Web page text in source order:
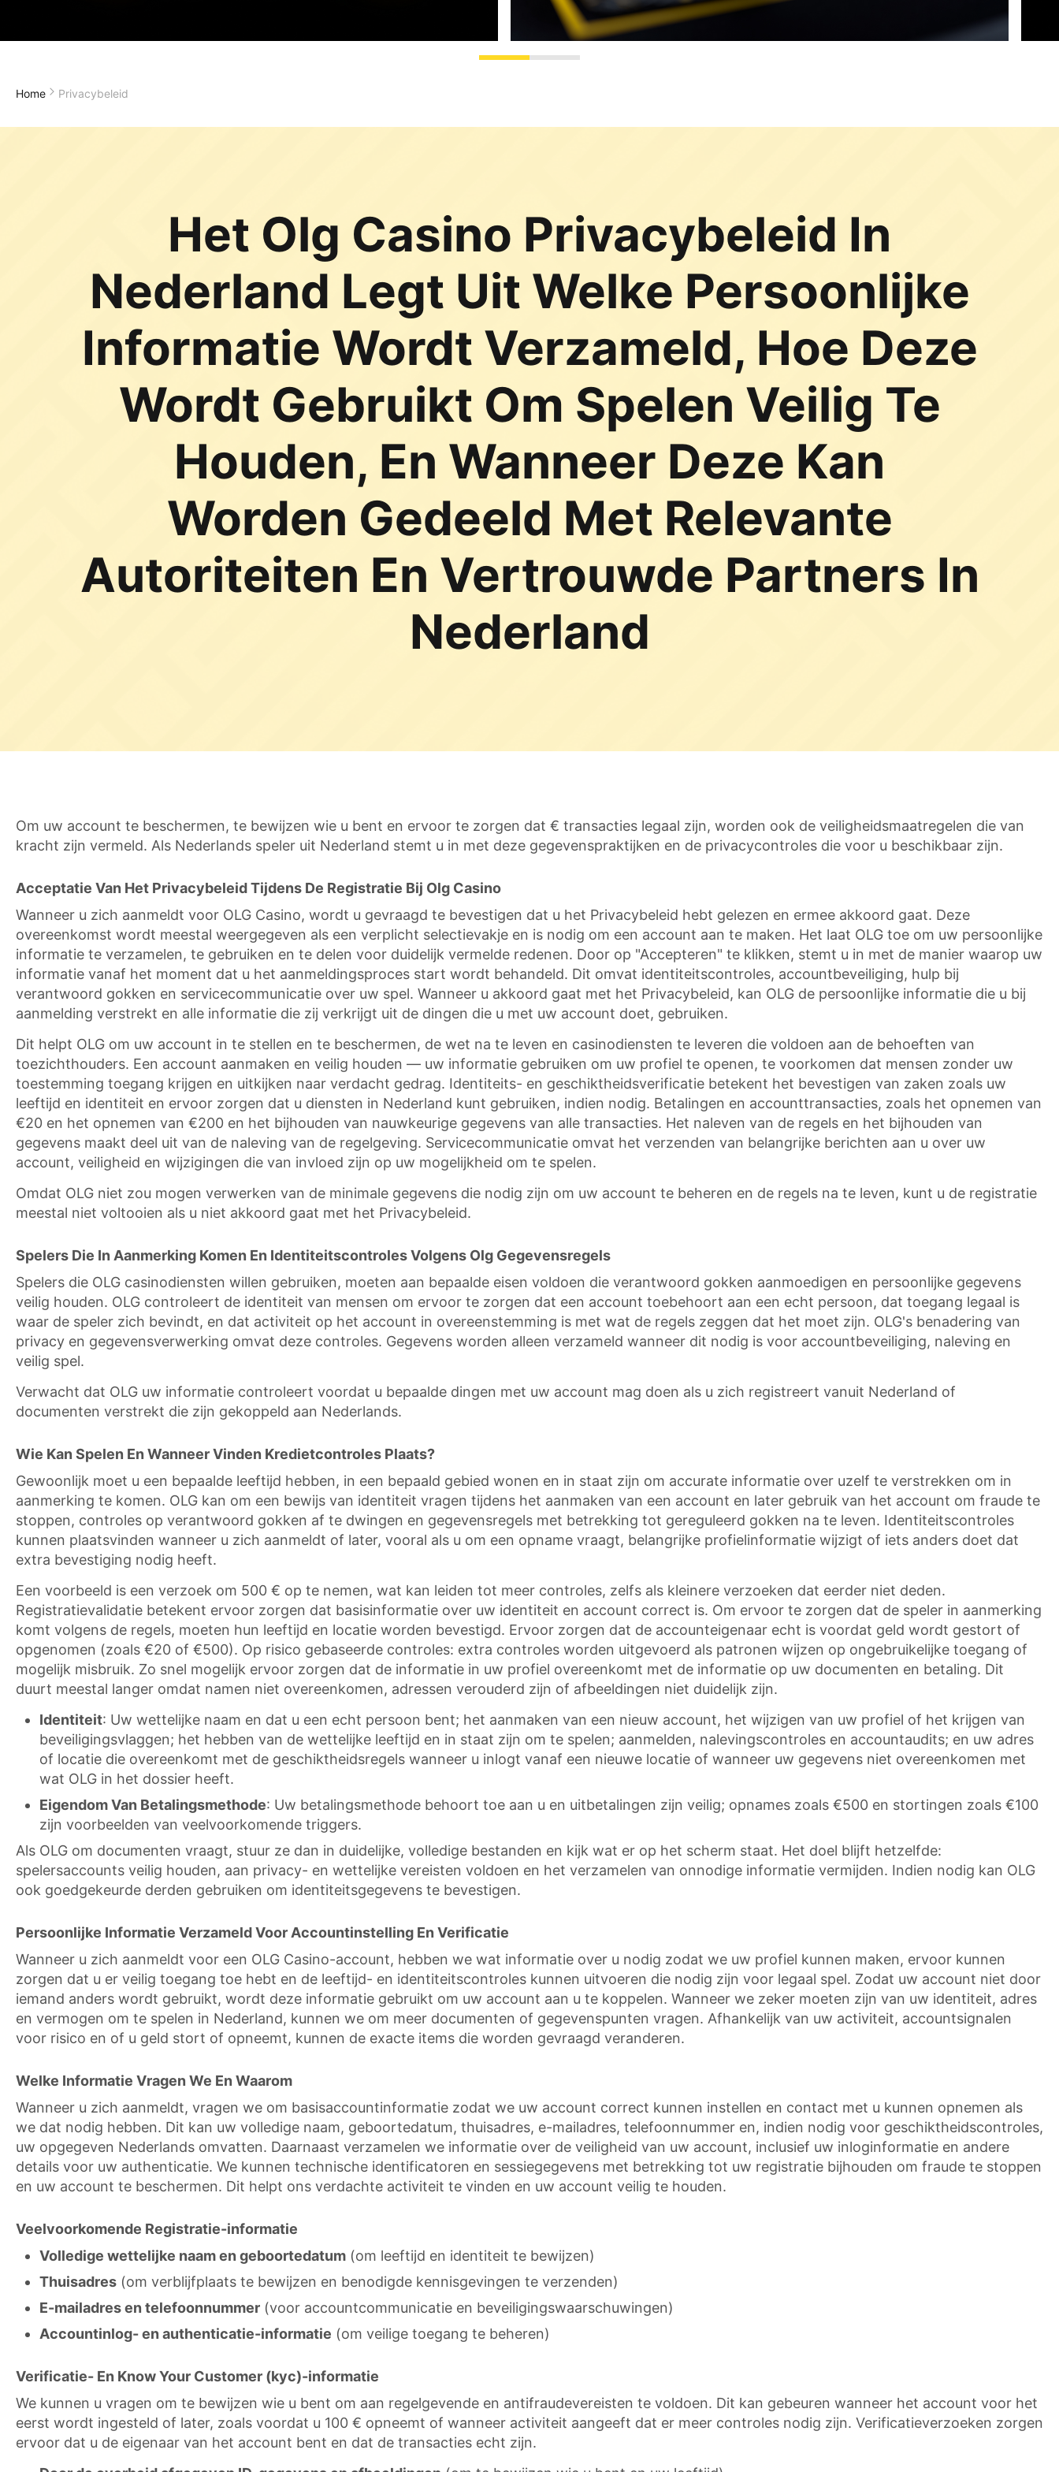
Home Privacybeleid
Het Olg Casino Privacybeleid In
Nederland Legt Uit Welke Persoonlijke
Informatie Wordt Verzameld, Hoe Deze
Wordt Gebruikt Om Spelen Veilig Te
Houden, En Wanneer Deze Kan
Worden Gedeeld Met Relevante
Autoriteiten En Vertrouwde Partners In
Nederland
Om uw account te beschermen, te bewijzen wie u bent en ervoor te zorgen dat € transacties legaal zijn, worden ook de veiligheidsmaatregelen die van
kracht zijn vermeld. Als Nederlands speler uit Nederland stemt u in met deze gegevenspraktijken en de privacycontroles die voor u beschikbaar zijn.
Acceptatie Van Het Privacybeleid Tijdens De Registratie Bij Olg Casino
Wanneer u zich aanmeldt voor OLG Casino, wordt u gevraagd te bevestigen dat u het Privacybeleid hebt gelezen en ermee akkoord gaat. Deze
overeenkomst wordt meestal weergegeven als een verplicht selectievakje en is nodig om een account aan te maken. Het laat OLG toe om uw persoonlijke
informatie te verzamelen, te gebruiken en te delen voor duidelijk vermelde redenen. Door op "Accepteren" te klikken, stemt u in met de manier waarop uw
informatie vanaf het moment dat u het aanmeldingsproces start wordt behandeld. Dit omvat identiteitscontroles, accountbeveiliging, hulp bij
verantwoord gokken en servicecommunicatie over uw spel. Wanneer u akkoord gaat met het Privacybeleid, kan OLG de persoonlijke informatie die u bij
aanmelding verstrekt en alle informatie die zij verkrijgt uit de dingen die u met uw account doet, gebruiken.
Dit helpt OLG om uw account in te stellen en te beschermen, de wet na te leven en casinodiensten te leveren die voldoen aan de behoeften van
toezichthouders. Een account aanmaken en veilig houden — uw informatie gebruiken om uw profiel te openen, te voorkomen dat mensen zonder uw
toestemming toegang krijgen en uitkijken naar verdacht gedrag. Identiteits- en geschiktheidsverificatie betekent het bevestigen van zaken zoals uw
leeftijd en identiteit en ervoor zorgen dat u diensten in Nederland kunt gebruiken, indien nodig. Betalingen en accounttransacties, zoals het opnemen van
€20 en het opnemen van €200 en het bijhouden van nauwkeurige gegevens van alle transacties. Het naleven van de regels en het bijhouden van
gegevens maakt deel uit van de naleving van de regelgeving. Servicecommunicatie omvat het verzenden van belangrijke berichten aan u over uw
account, veiligheid en wijzigingen die van invloed zijn op uw mogelijkheid om te spelen.
Omdat OLG niet zou mogen verwerken van de minimale gegevens die nodig zijn om uw account te beheren en de regels na te leven, kunt u de registratie
meestal niet voltooien als u niet akkoord gaat met het Privacybeleid.
Spelers Die In Aanmerking Komen En Identiteitscontroles Volgens Olg Gegevensregels
Spelers die OLG casinodiensten willen gebruiken, moeten aan bepaalde eisen voldoen die verantwoord gokken aanmoedigen en persoonlijke gegevens
veilig houden. OLG controleert de identiteit van mensen om ervoor te zorgen dat een account toebehoort aan een echt persoon, dat toegang legaal is
waar de speler zich bevindt, en dat activiteit op het account in overeenstemming is met wat de regels zeggen dat het moet zijn. OLG's benadering van
privacy en gegevensverwerking omvat deze controles. Gegevens worden alleen verzameld wanneer dit nodig is voor accountbeveiliging, naleving en
veilig spel.
Verwacht dat OLG uw informatie controleert voordat u bepaalde dingen met uw account mag doen als u zich registreert vanuit Nederland of
documenten verstrekt die zijn gekoppeld aan Nederlands.
Wie Kan Spelen En Wanneer Vinden Kredietcontroles Plaats?
Gewoonlijk moet u een bepaalde leeftijd hebben, in een bepaald gebied wonen en in staat zijn om accurate informatie over uzelf te verstrekken om in
aanmerking te komen. OLG kan om een bewijs van identiteit vragen tijdens het aanmaken van een account en later gebruik van het account om fraude te
stoppen, controles op verantwoord gokken af te dwingen en gegevensregels met betrekking tot gereguleerd gokken na te leven. Identiteitscontroles
kunnen plaatsvinden wanneer u zich aanmeldt of later, vooral als u om een opname vraagt, belangrijke profielinformatie wijzigt of iets anders doet dat
extra bevestiging nodig heeft.
Een voorbeeld is een verzoek om 500 € op te nemen, wat kan leiden tot meer controles, zelfs als kleinere verzoeken dat eerder niet deden.
Registratievalidatie betekent ervoor zorgen dat basisinformatie over uw identiteit en account correct is. Om ervoor te zorgen dat de speler in aanmerking
komt volgens de regels, moeten hun leeftijd en locatie worden bevestigd. Ervoor zorgen dat de accounteigenaar echt is voordat geld wordt gestort of
opgenomen (zoals €20 of €500). Op risico gebaseerde controles: extra controles worden uitgevoerd als patronen wijzen op ongebruikelijke toegang of
mogelijk misbruik. Zo snel mogelijk ervoor zorgen dat de informatie in uw profiel overeenkomt met de informatie op uw documenten en betaling. Dit
duurt meestal langer omdat namen niet overeenkomen, adressen verouderd zijn of afbeeldingen niet duidelijk zijn.
Identiteit: Uw wettelijke naam en dat u een echt persoon bent; het aanmaken van een nieuw account, het wijzigen van uw profiel of het krijgen van
beveiligingsvlaggen; het hebben van de wettelijke leeftijd en in staat zijn om te spelen; aanmelden, nalevingscontroles en accountaudits; en uw adres
of locatie die overeenkomt met de geschiktheidsregels wanneer u inlogt vanaf een nieuwe locatie of wanneer uw gegevens niet overeenkomen met
wat OLG in het dossier heeft.
Eigendom Van Betalingsmethode: Uw betalingsmethode behoort toe aan u en uitbetalingen zijn veilig; opnames zoals €500 en stortingen zoals €100
zijn voorbeelden van veelvoorkomende triggers.
Als OLG om documenten vraagt, stuur ze dan in duidelijke, volledige bestanden en kijk wat er op het scherm staat. Het doel blijft hetzelfde:
spelersaccounts veilig houden, aan privacy- en wettelijke vereisten voldoen en het verzamelen van onnodige informatie vermijden. Indien nodig kan OLG
ook goedgekeurde derden gebruiken om identiteitsgegevens te bevestigen.
Persoonlijke Informatie Verzameld Voor Accountinstelling En Verificatie
Wanneer u zich aanmeldt voor een OLG Casino-account, hebben we wat informatie over u nodig zodat we uw profiel kunnen maken, ervoor kunnen
zorgen dat u er veilig toegang toe hebt en de leeftijd- en identiteitscontroles kunnen uitvoeren die nodig zijn voor legaal spel. Zodat uw account niet door
iemand anders wordt gebruikt, wordt deze informatie gebruikt om uw account aan u te koppelen. Wanneer we zeker moeten zijn van uw identiteit, adres
en vermogen om te spelen in Nederland, kunnen we om meer documenten of gegevenspunten vragen. Afhankelijk van uw activiteit, accountsignalen
voor risico en of u geld stort of opneemt, kunnen de exacte items die worden gevraagd veranderen.
Welke Informatie Vragen We En Waarom
Wanneer u zich aanmeldt, vragen we om basisaccountinformatie zodat we uw account correct kunnen instellen en contact met u kunnen opnemen als
we dat nodig hebben. Dit kan uw volledige naam, geboortedatum, thuisadres, e-mailadres, telefoonnummer en, indien nodig voor geschiktheidscontroles,
uw opgegeven Nederlands omvatten. Daarnaast verzamelen we informatie over de veiligheid van uw account, inclusief uw inloginformatie en andere
details voor uw authenticatie. We kunnen technische identificatoren en sessiegegevens met betrekking tot uw registratie bijhouden om fraude te stoppen
en uw account te beschermen. Dit helpt ons verdachte activiteit te vinden en uw account veilig te houden.
Veelvoorkomende Registratie-informatie
Volledige wettelijke naam en geboortedatum (om leeftijd en identiteit te bewijzen)
Thuisadres (om verblijfplaats te bewijzen en benodigde kennisgevingen te verzenden)
E-mailadres en telefoonnummer (voor accountcommunicatie en beveiligingswaarschuwingen)
Accountinlog- en authenticatie-informatie (om veilige toegang te beheren)
Verificatie- En Know Your Customer (kyc)-informatie
We kunnen u vragen om te bewijzen wie u bent om aan regelgevende en antifraudevereisten te voldoen. Dit kan gebeuren wanneer het account voor het
eerst wordt ingesteld of later, zoals voordat u 100 € opneemt of wanneer activiteit aangeeft dat er meer controles nodig zijn. Verificatieverzoeken zorgen
ervoor dat u de eigenaar van het account bent en dat de transacties echt zijn.